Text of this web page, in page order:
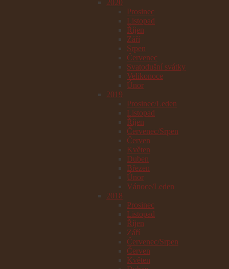
2020
Prosinec
Listopad
Říjen
Září
Srpen
Červenec
Svatodušní svátky
Velikonoce
Únor
2019
Prosinec/Leden
Listopad
Říjen
Červenec/Srpen
Červen
Květen
Duben
Březen
Únor
Vánoce/Leden
2018
Prosinec
Listopad
Říjen
Září
Červenec/Srpen
Červen
Květen